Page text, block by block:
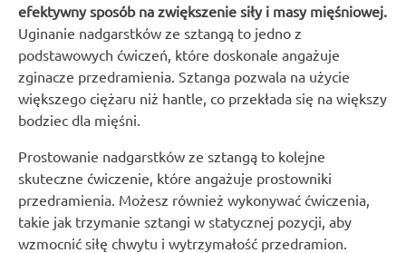
efektywny sposób na zwiększenie siły i masy mięśniowej.
Uginanie nadgarstków ze sztangą to jedno z
podstawowych ćwiczeń, które doskonale angażuje
zginacze przedramienia. Sztanga pozwala na użycie
większego ciężaru niż hantle, co przekłada się na większy
bodziec dla mięśni.
Prostowanie nadgarstków ze sztangą to kolejne
skuteczne ćwiczenie, które angażuje prostowniki
przedramienia. Możesz również wykonywać ćwiczenia,
takie jak trzymanie sztangi w statycznej pozycji, aby
wzmocnić siłę chwytu i wytrzymałość przedramion.